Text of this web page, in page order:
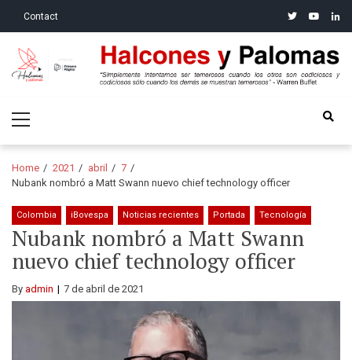
Contact twitteryoutube
Halcones y Palomas
Menu
Home 2021 abril
7
Nubank nombró a Matt Swann nuevo chief technology officer
Colombia iBovespa Noticias recientes Portada Tecnología
Nubank nombró a Matt Swann
nuevo chief technology officer
By admin 7 de abril de 2021